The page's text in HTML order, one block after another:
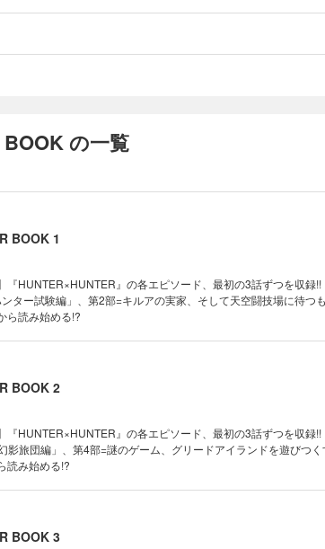
の一覧
BOOK 1
『HUNTER×HUNTER』の各エピソード、最初の3話ずつを収
ター試験編」、第2部=キルアの実家、そして天空闘技場に待つ
ら読み始める!?
BOOK 2
『HUNTER×HUNTER』の各エピソード、最初の3話ずつを収
影旅団編」、第4部=謎のゲーム、グリードアイランドを遊びつ
読み始める!?
BOOK 3